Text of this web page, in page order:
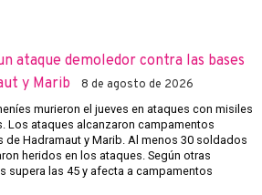
ataque demoledor contra las bases
y Marib
8 de agosto de 2026
murieron el jueves en ataques con misiles
Los ataques alcanzaron campamentos
Hadramaut y Marib. Al menos 30 soldados
heridos en los ataques. Según otras
supera las 45 y afecta a campamentos